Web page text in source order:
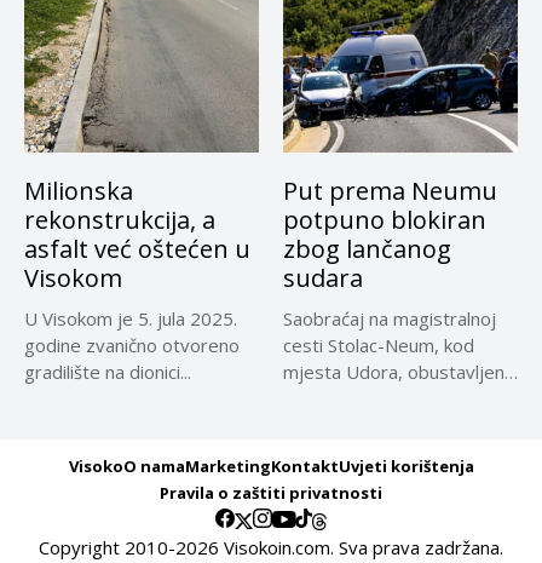
Milionska
rekonstrukcija, a
asfalt već oštećen u
Visokom
U Visokom je 5. jula 2025.
godine zvanično otvoreno
gradilište na dionici...
Put prema Neumu
potpuno blokiran
zbog lančanog
sudara
Saobraćaj na magistralnoj
cesti Stolac-Neum, kod
mjesta Udora, obustavljen
VisokoO namaMarketingKontaktUvjeti korištenja
Pravila o zaštiti privatnosti
Copyright 2010-2026 Visokoin.com. Sva prava zadržana.